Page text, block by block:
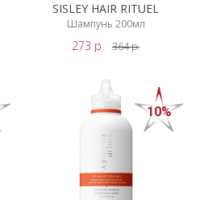
SISLEY HAIR RITUEL
Шампунь 200мл
273 р. 364р.
10%